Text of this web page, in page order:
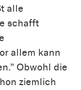
alle
schafft
allem kann
Obwohl die
ziemlich